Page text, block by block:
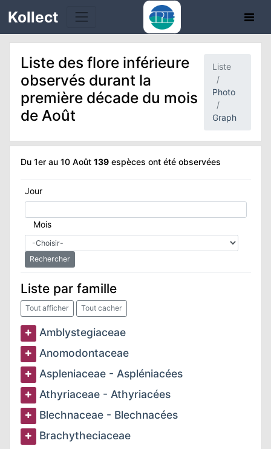
Kollect
Liste des flore inférieure
observés durant la
première décade du mois
de Août
Liste
Photo
Graph
Du 1er au 10 Août 139espèces ont été observées
Jour
Mois
Rechercher
Liste par famille
Tout afficher Tout cacher
Amblystegiaceae
Anomodontaceae
Aspleniaceae - Aspléniacées
Athyriaceae - Athyriacées
Blechnaceae - Blechnacées
Brachytheciaceae